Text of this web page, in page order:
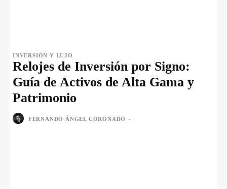
INVERSIÓN Y LUJO
Relojes de Inversión por Signo:
Guía de Activos de Alta Gama y
Patrimonio
FERNANDO ÁNGEL CORONADO -